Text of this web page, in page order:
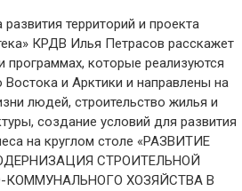
территорий и проекта
КРДВ Илья Петрасов расскажет
программах, которые реализуются
Востока и Арктики и направлены на
людей, строительство жилья и
создание условий для развития
на круглом столе «РАЗВИТИЕ
СТРОИТЕЛЬНОЙ
ХОЗЯЙСТВА В